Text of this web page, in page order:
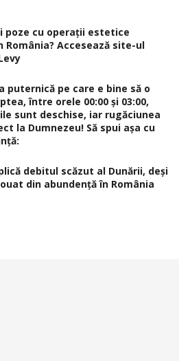
poze cu operații estetice
România? Accesează site-ul
puternică pe care e bine să o
între orele 00:00 și 03:00,
sunt deschise, iar rugăciunea
la Dumnezeu! Să spui așa cu
debitul scăzut al Dunării, deși
din abundență în România